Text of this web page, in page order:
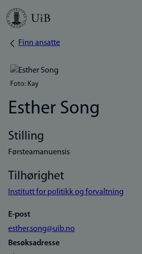
Hopp
Navigasjonssti
Finn ansatte
Foto: Kay
Esther Song
Stilling
Førsteamanuensis
Tilhørighet
Institutt for politikk og forvaltning
E-post
esther.song@uib.no
Besøksadresse